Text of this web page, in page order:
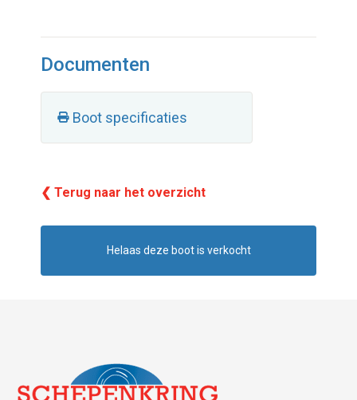
Documenten
Boot specificaties
❮ Terug naar het overzicht
Helaas deze boot is verkocht